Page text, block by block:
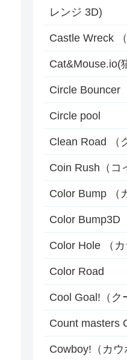
レンジ 3D)
Castle Wreck
Cat&Mouse.io(
Circle Bouncer
Circle pool
Clean Road （
Coin Rush（コ
Color Bump （
Color Bump3D
Color Hole （カ
Color Road
Cool Goal!（ク
Count masters
Cowboy!（カウ